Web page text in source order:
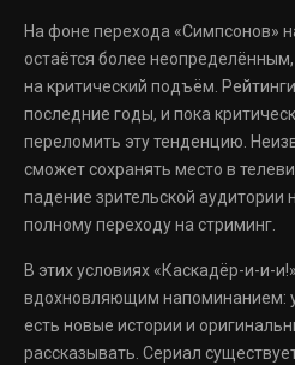
На фоне перехода «Симпсонов»
остаётся более
на критический подъём.
последние годы, и пока
переломить эту тенденцию.
сможет сохранять место в
падение зрительской аудитории
полному переходу на стриминг.
В этих условиях «Каскадёр-и-и-
вдохновляющим напоминанием:
есть новые истории и
рассказывать. Сериал